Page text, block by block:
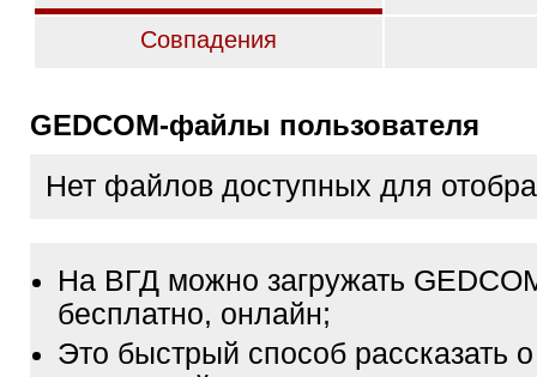
Совпадения
GEDCOM-файлы пользователя
Нет файлов доступных для
На ВГД можно загружать
бесплатно, онлайн;
Это быстрый способ рассказать